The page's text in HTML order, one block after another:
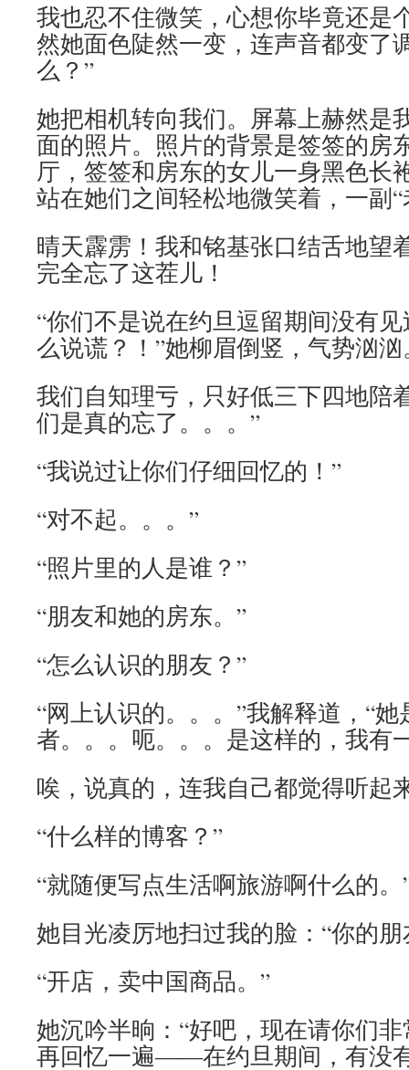
我也忍不住微笑，心想你毕竟还是
然她面色陡然一变，连声音都变了
么？”
她把相机转向我们。屏幕上赫然是
面的照片。照片的背景是签签的房
厅，签签和房东的女儿一身黑色长
站在她们之间轻松地微笑着，一副
晴天霹雳！我和铭基张口结舌地
完全忘了这茬儿！
“你们不是说在约旦逗留期间没有
么说谎？！”她柳眉倒竖，气势汹汹
我们自知理亏，只好低三下四地陪
们是真的忘了。。。”
“我说过让你们仔细回忆的！”
“对不起。。。”
“照片里的人是谁？”
“朋友和她的房东。”
“怎么认识的朋友？”
“网上认识的。。。”我解释道，“
者。。。呃。。。是这样的，我有
唉，说真的，连我自己都觉得听起
“什么样的博客？”
“就随便写点生活啊旅游啊什么的。
她目光凌厉地扫过我的脸：“你的
“开店，卖中国商品。”
她沉吟半晌：“好吧，现在请你们
再回忆一遍――在约旦期间，有没